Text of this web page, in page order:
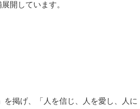
開しています。
掲げ、「人を信じ、人を愛し、人に